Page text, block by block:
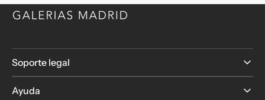
Soporte legal
Ayuda